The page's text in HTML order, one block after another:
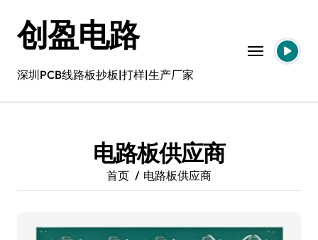
创盈电路
深圳PCB线路板抄板|打样|生产厂家
电路板供应商
首页 电路板供应商